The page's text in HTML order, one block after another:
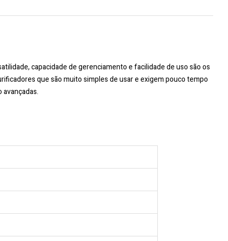
capacidade de gerenciamento e facilidade de uso são os
que são muito simples de usar e exigem pouco tempo